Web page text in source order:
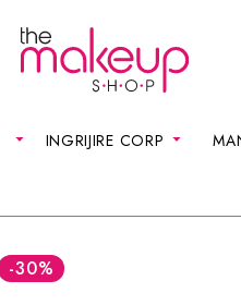
INGRIJIRE CORP
-30%